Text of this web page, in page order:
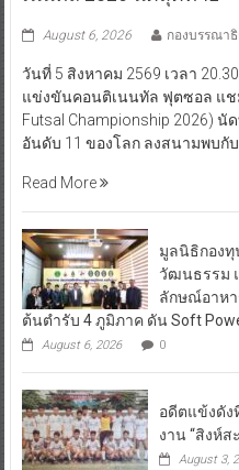
August 6, 2026 กองบรรณา
วันที่ 5 สิงหาคม 2569 เวลา
แข่งขันคอนติเนนทัล ฟุตซอล แช
Futsal Championship 2026)
อันดับ 11 ของโลก ลงสนามพบกับ
Read More
มูลนิธิกองทุ
วัฒนธรรม
ลักษณ์อาหา
ต้นตำรับ 4 ภูมิภาค ดัน Soft
August 6, 2026 0
อดีตแข้งดัง
งาน “สิงห์
August 3,